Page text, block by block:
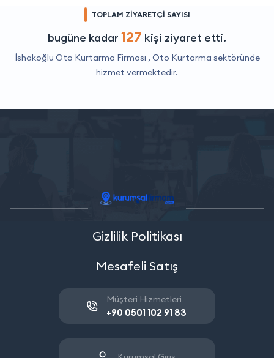
TOPLAM ZİYARETÇİ SAYISI
bugüne kadar 127 kişi ziyaret etti.
İshakoğlu Oto Kurtarma Firması , Oto Kurtarma sektöründe
hizmet vermektedir.
Gizlilik Politikası
Mesafeli Satış
Müşteri Hizmetleri
+90 0501 102 91 83